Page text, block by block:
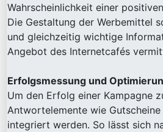
Wahrscheinlichkeit einer
Die Gestaltung der Werbemittel
und gleichzeitig wichtige
Angebot des Internetcafés
Erfolgsmessung und
Um den Erfolg einer Kampagne
Antwortelemente wie
integriert werden. So lässt sich